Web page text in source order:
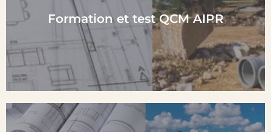
Formation et test QCM AIPR
En Savoir plus